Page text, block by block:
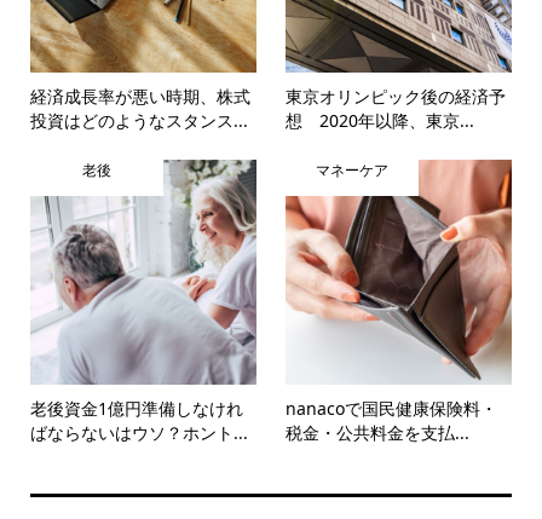
経済成長率が悪い時期、株式
投資はどのようなスタンス...
東京オリンピック後の経済予
想 2020年以降、東京...
老後
老後資金1億円準備しなけれ
ばならないはウソ？ホント...
マネーケア
nanacoで国民健康保険料・
税金・公共料金を支払...